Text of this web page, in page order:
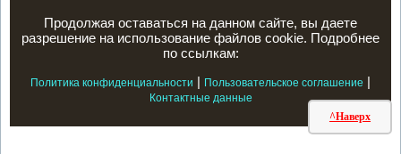
^Наверх
Продолжая оставаться на данном сайте, вы даете
разрешение на использование файлов cookie. Подробнее
по ссылкам:
Политика конфиденциальности | Пользовательское соглашение |
Контактные данные